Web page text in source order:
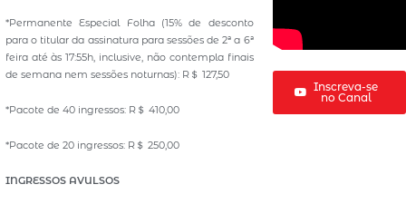
*Permanente Especial Folha (15% de desconto
para o titular da assinatura para sessões de 2ª a 6ª
feira até às 17:55h, inclusive, não contempla finais
de semana nem sessões noturnas): R＄ 127,50
*Pacote de 40 ingressos: R＄ 410,00
*Pacote de 20 ingressos: R＄ 250,00
INGRESSOS AVULSOS
Inscreva-se
no Canal